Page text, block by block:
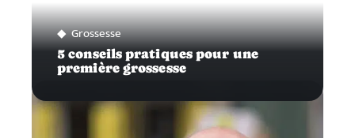
Grossesse
5 conseils pratiques pour une
première grossesse